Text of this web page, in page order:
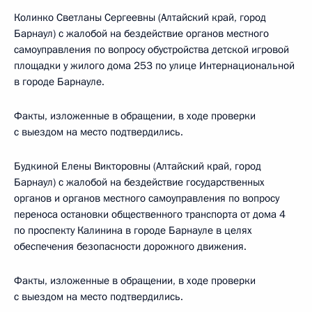
Колинко Светланы Сергеевны (Алтайский край, город
Барнаул) с жалобой на бездействие органов местного
самоуправления по вопросу обустройства детской игровой
площадки у жилого дома 253 по улице Интернациональной
в городе Барнауле.
Факты, изложенные в обращении, в ходе проверки
с выездом на место подтвердились.
Будкиной Елены Викторовны (Алтайский край, город
Барнаул) с жалобой на бездействие государственных
органов и органов местного самоуправления по вопросу
переноса остановки общественного транспорта от дома 4
по проспекту Калинина в городе Барнауле в целях
обеспечения безопасности дорожного движения.
Факты, изложенные в обращении, в ходе проверки
с выездом на место подтвердились.